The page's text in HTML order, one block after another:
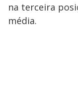
na terceira
média.